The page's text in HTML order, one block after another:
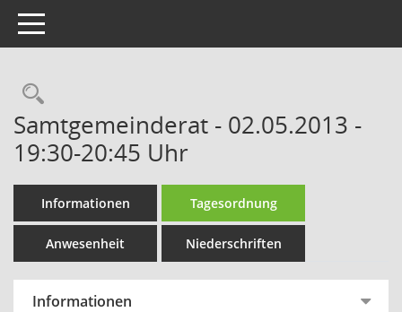
Toggle navigation
Rechercheauswahl
Samtgemeinderat - 02.05.2013 -
19:30-20:45 Uhr
Informationen Tagesordnung
Anwesenheit Niederschriften
Informationen